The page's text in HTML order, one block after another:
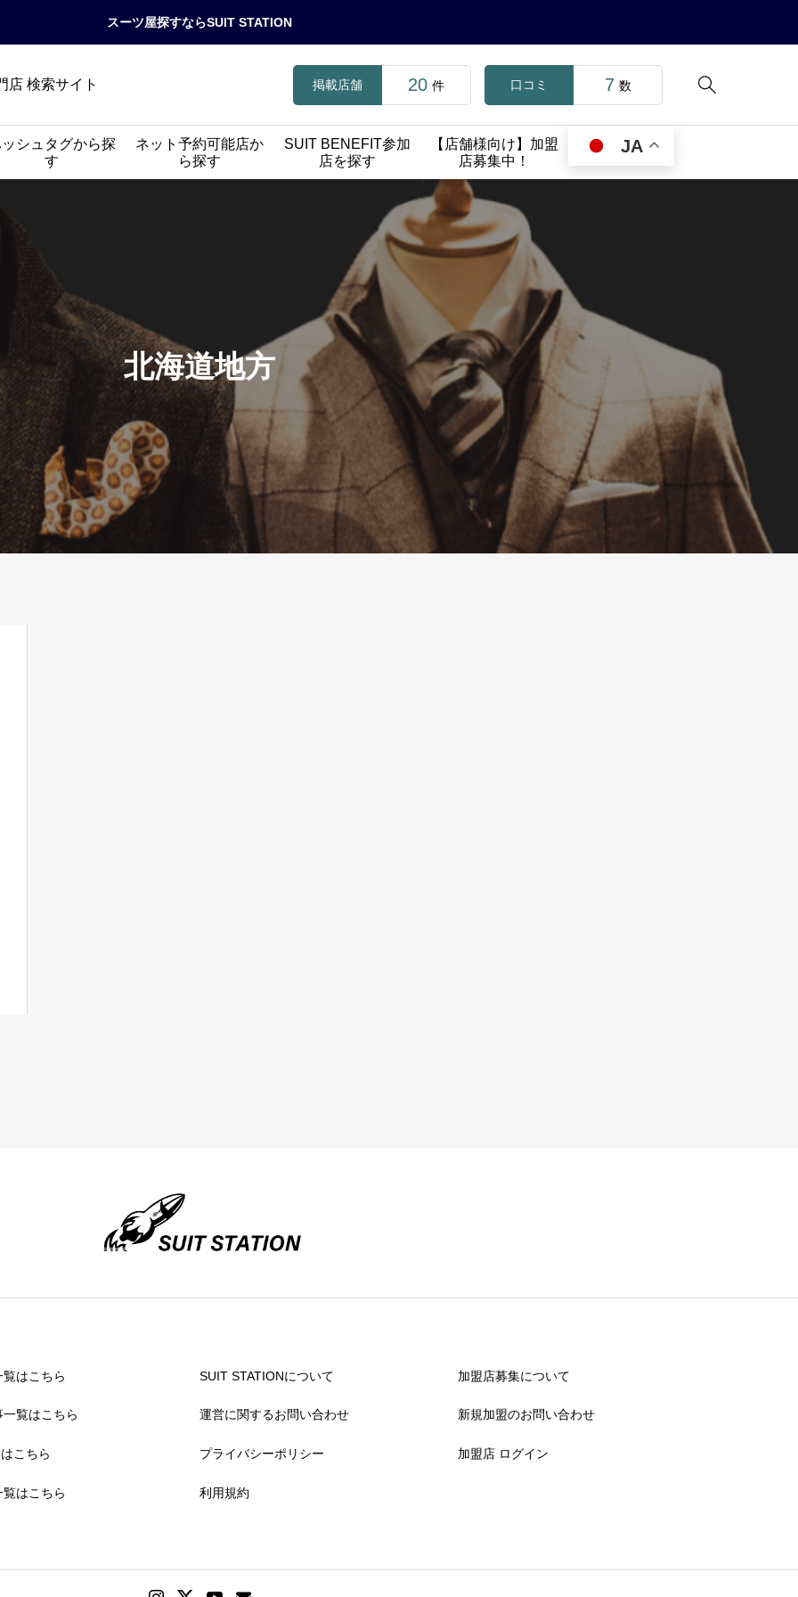
スーツ屋探すならSUIT STATION
店 検索サイト 
掲載店舗 20 件 口コミ 7 数
シュタグから探
す
ネット予約可能店か
ら探す
SUIT BENEFIT参加
店を探す
【店舗様向け】加盟
店募集中！
JA
北海道地方
はこちら
覧はこちら
こちら
はこちら
SUIT STATIONについて
運営に関するお問い合わせ
プライバシーポリシー
利用規約
加盟店募集について
新規加盟のお問い合わせ
加盟店 ログイン